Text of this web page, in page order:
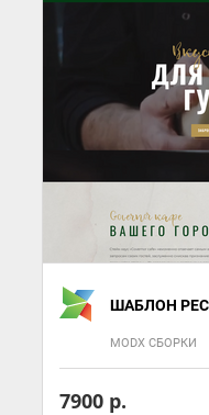
ШАБЛОН
MODX СБОРКИ
7900 р.